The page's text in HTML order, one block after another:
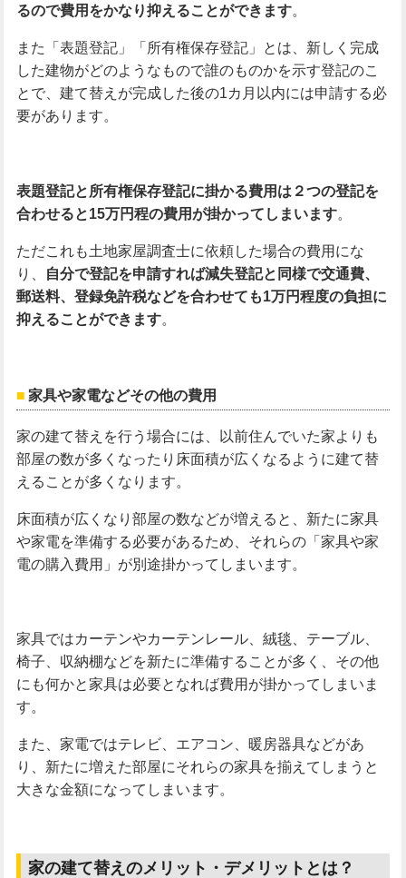
るので費用をかなり抑えることができます。
また「表題登記」「所有権保存登記」とは、新しく完成
した建物がどのようなもので誰のものかを示す登記のこ
とで、建て替えが完成した後の1カ月以内には申請する必
要があります。
表題登記と所有権保存登記に掛かる費用は２つの登記を
合わせると15万円程の費用が掛かってしまいます。
ただこれも土地家屋調査士に依頼した場合の費用にな
り、
自分で登記を申請すれば減失登記と同様で交通費、
郵送料、登録免許税などを合わせても1万円程度の負担に
抑えることができます。
家具や家電などその他の費用
家の建て替えを行う場合には、以前住んでいた家よりも
部屋の数が多くなったり床面積が広くなるように建て替
えることが多くなります。
床面積が広くなり部屋の数などが増えると、新たに家具
や家電を準備する必要があるため、それらの「家具や家
電の購入費用」が別途掛かってしまいます。
家具ではカーテンやカーテンレール、絨毯、テーブル、
椅子、収納棚などを新たに準備することが多く、その他
にも何かと家具は必要となれば費用が掛かってしまいま
す。
また、家電ではテレビ、エアコン、暖房器具などがあ
り、新たに増えた部屋にそれらの家具を揃えてしまうと
大きな金額になってしまいます。
家の建て替えのメリット・デメリットとは？